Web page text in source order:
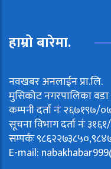
हाम्रो बारेमा.
नवखबर अनलाईन प्रा.लि.
मुसिकोट नगरपालिका वडा
कम्पनी दर्ता नंः २६७१९७/
सूचना विभाग दर्ता नंः
सम्पर्कः
E-mail: